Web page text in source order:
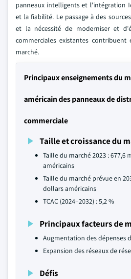
panneaux intelligents et l'intégration
et la fiabilité. Le passage à des
et la nécessité de moderniser et
commerciales existantes
marché.
Principaux enseignements du
américain des panneaux de
commerciale
Taille et croissance du
Taille du marché 2023 : 677,6
américains
Taille du marché prévue en
dollars américains
TCAC (2024–2032) : 5,2 %
Principaux facteurs de
Augmentation des dépenses
Expansion des réseaux de
Défis